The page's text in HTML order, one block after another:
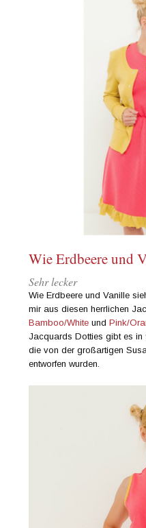
Wie Erdbeere und
Sehr lecker
Wie Erdbeere und Vanille
mir aus diesen herrlichen
Bamboo/White undPink/
Jacquards Dotties gibt es in
die von der großartigen
entworfen wurden.